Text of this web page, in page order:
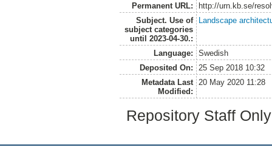
Permanent URL:
http://urn.kb.se/
Subject. Use of
subject categories
until 2023-04-30.:
Landscape
Language:
Swedish
Deposited On:
25 Sep 2018 10:32
Metadata Last
Modified:
20 May 2020 11:28
Repository Staff